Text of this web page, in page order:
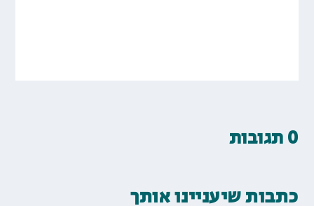
0 תגובות
כתבות שיעניינו אותך